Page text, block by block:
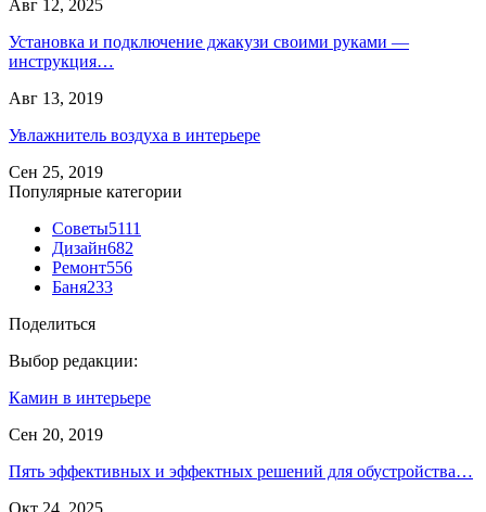
Авг 12, 2025
Установка и подключение джакузи своими руками —
инструкция…
Авг 13, 2019
Увлажнитель воздуха в интерьере
Сен 25, 2019
Популярные категории
Советы5111
Дизайн682
Ремонт556
Баня233
Поделиться
Выбор редакции:
Камин в интерьере
Сен 20, 2019
Пять эффективных и эффектных решений для обустройства…
Окт 24, 2025